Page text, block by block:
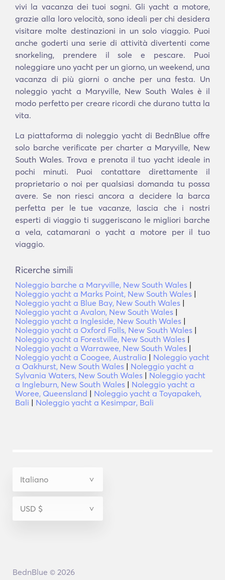
vivi la vacanza dei tuoi sogni. Gli yacht a motore,
grazie alla loro velocità, sono ideali per chi desidera
visitare molte destinazioni in un solo viaggio. Puoi
anche goderti una serie di attività divertenti come
snorkeling, prendere il sole e pescare. Puoi
noleggiare uno yacht per un giorno, un weekend, una
vacanza di più giorni o anche per una festa. Un
noleggio yacht a Maryville, New South Wales è il
modo perfetto per creare ricordi che durano tutta la
vita.
La piattaforma di noleggio yacht di BednBlue offre
solo barche verificate per charter a Maryville, New
South Wales. Trova e prenota il tuo yacht ideale in
pochi minuti. Puoi contattare direttamente il
proprietario o noi per qualsiasi domanda tu possa
avere. Se non riesci ancora a decidere la barca
perfetta per le tue vacanze, lascia che i nostri
esperti di viaggio ti suggeriscano le migliori barche
a vela, catamarani o yacht a motore per il tuo
viaggio.
Ricerche simili
Noleggio barche a Maryville, New South Wales |
Noleggio yacht a Marks Point, New South Wales |
Noleggio yacht a Blue Bay, New South Wales |
Noleggio yacht a Avalon, New South Wales |
Noleggio yacht a Ingleside, New South Wales |
Noleggio yacht a Oxford Falls, New South Wales |
Noleggio yacht a Forestville, New South Wales |
Noleggio yacht a Warrawee, New South Wales |
Noleggio yacht a Coogee, Australia | Noleggio yacht
a Oakhurst, New South Wales | Noleggio yacht a
Sylvania Waters, New South Wales | Noleggio yacht
a Ingleburn, New South Wales | Noleggio yacht a
Woree, Queensland | Noleggio yacht a Toyapakeh,
Bali | Noleggio yacht a Kesimpar, Bali
BednBlue © 2026